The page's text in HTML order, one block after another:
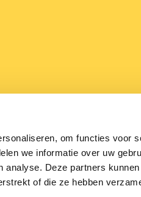
om functies voor
we informatie over uw
Deze partners
of die ze hebben